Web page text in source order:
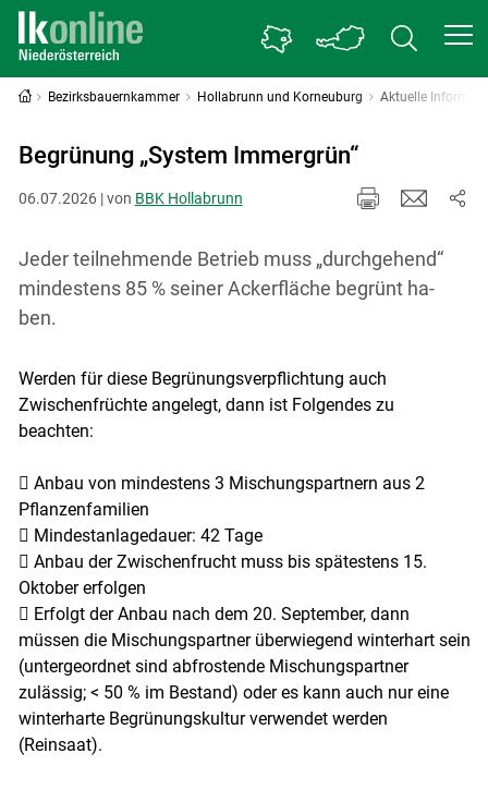
Bezirksbauernkammer Hollabrunn und Korneuburg Aktuelle
Begrünung „System Immergrün“
06.07.2026 | von BBK Hollabrunn
Jeder teilnehmende Betrieb muss „durchgehend“
mindestens 85 % seiner Ackerfläche begrünt ha-
ben.
Werden für diese Begrünungsverpflichtung auch
Zwischenfrüchte angelegt, dann ist Folgendes zu
beachten:
 Anbau von mindestens 3 Mischungspartnern aus 2
Pflanzenfamilien
 Mindestanlagedauer: 42 Tage
 Anbau der Zwischenfrucht muss bis spätestens 15.
Oktober erfolgen
 Erfolgt der Anbau nach dem 20. September, dann
müssen die Mischungspartner überwiegend winterhart sein
(untergeordnet sind abfrostende Mischungspartner
zulässig; < 50 % im Bestand) oder es kann auch nur eine
winterharte Begrünungskultur verwendet werden
(Reinsaat).